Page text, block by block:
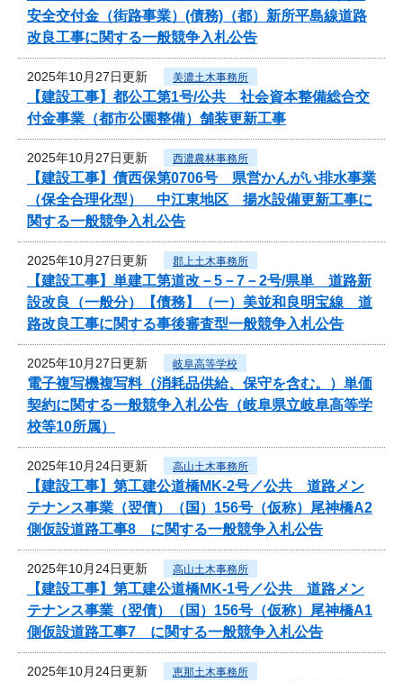
安全交付金（街路事業）(債務)（都）新所平島線道路
改良工事に関する一般競争入札公告
2025年10月27日更新 美濃土木事務所
【建設工事】都公工第1号/公共 社会資本整備総合交
付金事業（都市公園整備）舗装更新工事
2025年10月27日更新 西濃農林事務所
【建設工事】債西保第0706号 県営かんがい排水事業
（保全合理化型） 中江東地区 揚水設備更新工事に
関する一般競争入札公告
2025年10月27日更新 郡上土木事務所
【建設工事】単建工第道改－5－7－2号/県単 道路新
設改良（一般分）【債務】（一）美並和良明宝線 道
路改良工事に関する事後審査型一般競争入札公告
2025年10月27日更新 岐阜高等学校
電子複写機複写料（消耗品供給、保守を含む。）単価
契約に関する一般競争入札公告（岐阜県立岐阜高等学
校等10所属）
2025年10月24日更新 高山土木事務所
【建設工事】第工建公道橋MK-2号／公共 道路メン
テナンス事業（翌債）（国）156号（仮称）尾神橋A2
側仮設道路工事8 に関する一般競争入札公告
2025年10月24日更新 高山土木事務所
【建設工事】第工建公道橋MK-1号／公共 道路メン
テナンス事業（翌債）（国）156号（仮称）尾神橋A1
側仮設道路工事7 に関する一般競争入札公告
2025年10月24日更新 恵那土木事務所